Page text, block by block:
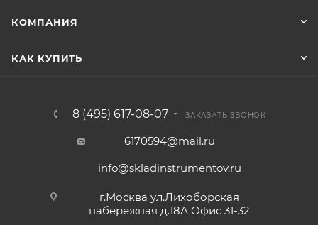
КОМПАНИЯ
КАК КУПИТЬ
8 (495) 617-08-07 ЗАКАЗАТЬ ЗВОНОК
6170594@mail.ru
info@skladinstrumentov.ru
г.Москва ул.Лихоборская
набережная д.18А Офис 31-32